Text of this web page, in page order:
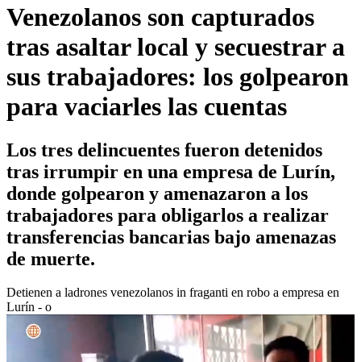
Venezolanos son capturados
tras asaltar local y secuestrar a
sus trabajadores: los golpearon
para vaciarles las cuentas
Los tres delincuentes fueron detenidos
tras irrumpir en una empresa de Lurín,
donde golpearon y amenazaron a los
trabajadores para obligarlos a realizar
transferencias bancarias bajo amenazas
de muerte.
Detienen a ladrones venezolanos in fraganti en robo a empresa en
Lurín - o